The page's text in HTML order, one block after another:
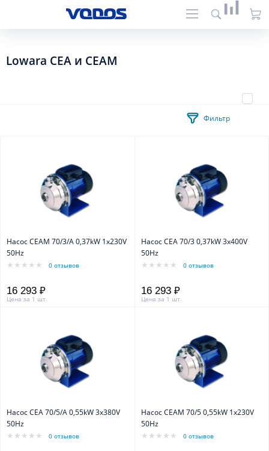
Lowara CEA и CEAM
Фильтр
Насос CEAM 70/3/A 0,37kW 1x230V
50Hz
0 отзывов
16 293 ₽
Цена за 1 шт.
Насос CEA 70/3 0,37kW 3x400V
50Hz
0 отзывов
16 293 ₽
Цена за 1 шт.
Насос CEA 70/5/A 0,55kW 3x380V
50Hz
0 отзывов
Насос CEAM 70/5 0,55kW 1x230V
50Hz
0 отзывов